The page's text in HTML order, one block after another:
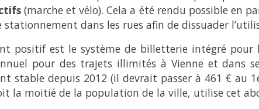
(marche et vélo). Cela a été rendu possible en
stationnement dans les rues afin de dissuader
positif est le système de billetterie intégré pour
pour des trajets illimités à Vienne et dans
stable depuis 2012 (il devrait passer à 461 € au
la moitié de la population de la ville, utilise cet